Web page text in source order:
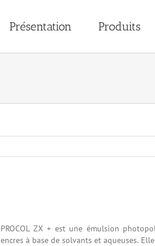
Présentation Produits
PROCOL ZX + est une émulsion
encres à base de solvants et aqueuses.